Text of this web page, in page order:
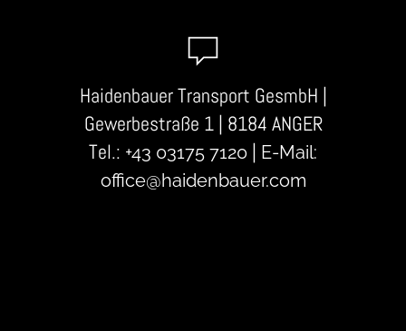
Haidenbauer Transport GesmbH |
Gewerbestraße 1 | 8184 ANGER
Tel.: +43 03175 7120 | E-Mail:
office@haidenbauer.com